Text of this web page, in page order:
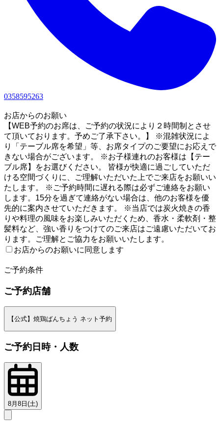
0358595263
お店からのお願い
【WEB予約のお席は、ご予約の状況により２時間制とさせ
て頂いております。予めご了承下さい。】 ※混雑状況によ
り「テーブル席を希望」等、お席タイプのご要望にお応えで
きない場合がございます。 ※お子様連れのお客様は【テー
ブル席】をお選びください。 皆様が快適に過ごしていただ
ける空間づくりに、ご理解いただいた上でご来店をお願いい
たします。 ※ご予約時間に遅れる際は必ずご連絡をお願い
します。15分を過ぎて連絡がない場合は、他のお客様を優
先的に案内させていただきます。 ※当店では炭火焼きの香
りや料理の風味をお楽しみいただくため、香水・柔軟剤・整
髪料など、強い香りをつけてのご来店はご遠慮いただいてお
ります。ご理解とご協力をお願いいたします。
お店からのお願いに同意します
ご予約条件
ご予約店舗
【公式】焼鶏ばんちょう ネット予約
ご予約日時・人数
8月8日(土)